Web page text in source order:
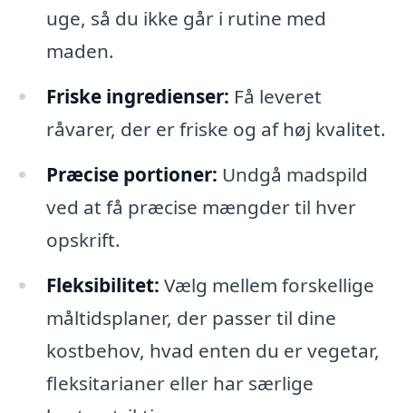
uge, så du ikke går i rutine med
maden.
Friske ingredienser: Få leveret
råvarer, der er friske og af høj kvalitet.
Præcise portioner: Undgå madspild
ved at få præcise mængder til hver
opskrift.
Fleksibilitet: Vælg mellem forskellige
måltidsplaner, der passer til dine
kostbehov, hvad enten du er vegetar,
fleksitarianer eller har særlige